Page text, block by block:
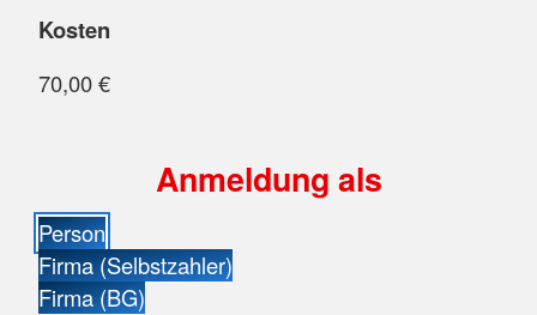
Kosten
70,00 €
Anmeldung als
Person
Firma (Selbstzahler)
Firma (BG)